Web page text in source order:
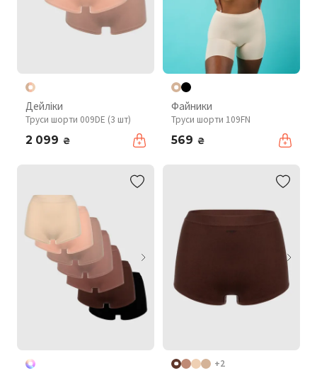
Дейліки
Труси шорти 009DE (3 шт)
2 099 ₴
Файники
Труси шорти 109FN
569 ₴
+2